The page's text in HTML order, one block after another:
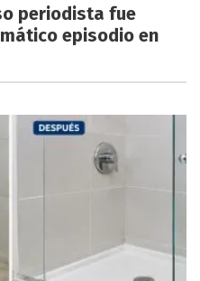
periodista fue
episodio en